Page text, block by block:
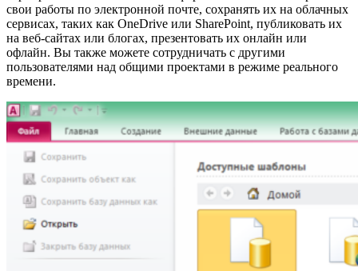
свои работы по электронной почте, сохранять их на облачных
сервисах, таких как OneDrive или SharePoint, публиковать их
на веб-сайтах или блогах, презентовать их онлайн или
офлайн. Вы также можете сотрудничать с другими
пользователями над общими проектами в режиме реального
времени.